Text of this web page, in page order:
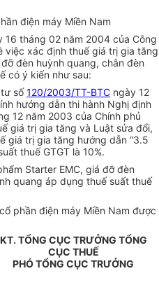
điện máy Miền Nam
16 tháng 02 năm 2004 của Công
việc xác định thuế giá trị gia tăng
đèn huỳnh quang, chân đèn
có ý kiến như sau:
số120/2003/TT-BTC ngày 12
hướng dẫn thi hành Nghị định
12 năm 2003 của Chính phủ
giá trị gia tăng và Luật sửa đổi,
giá trị gia tăng hướng dẫn “3.5
thuế GTGT là 10%.
Starter EMC, giá đỡ đèn
quang áp dụng thuế suất thuế
phần điện máy Miền Nam được
KT. TỔNG CỤC TRƯỞNG TỔNG
CỤC THUẾ
PHÓ TỔNG CỤC TRƯỞNG